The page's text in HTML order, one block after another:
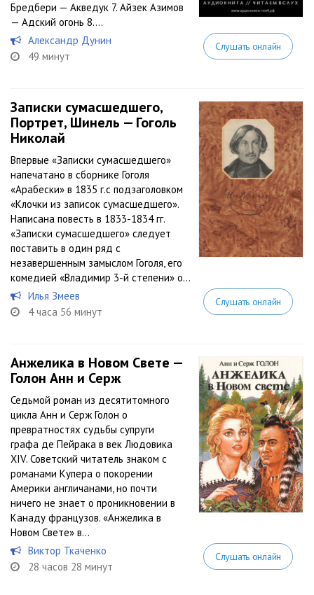
Бредбери — Акведук 7. Айзек Азимов
— Адский огонь 8....
Александр Дунин
49 минут
Слушать онлайн
Записки сумасшедшего,
Портрет, Шинель — Гоголь
Николай
Впервые «Записки сумасшедшего»
напечатано в сборнике Гоголя
«Арабески» в 1835 г.с подзаголовком
«Клочки из записок сумасшедшего».
Написана повесть в 1833-1834 гг.
«Записки сумасшедшего» следует
поставить в один ряд с
незавершенным замыслом Гоголя, его
комедией «Владимир 3-й степени» о...
Илья Змеев
4 часа 56 минут
Слушать онлайн
Анжелика в Новом Свете —
Голон Анн и Серж
Седьмой роман из десятитомного
цикла Анн и Серж Голон о
превратностях судьбы супруги
графа де Пейрака в век Людовика
XIV. Советский читатель знаком с
романами Купера о покорении
Америки англичанами, но почти
ничего не знает о проникновении в
Канаду французов. «Анжелика в
Новом Свете» в...
Виктор Ткаченко
28 часов 28 минут
Слушать онлайн